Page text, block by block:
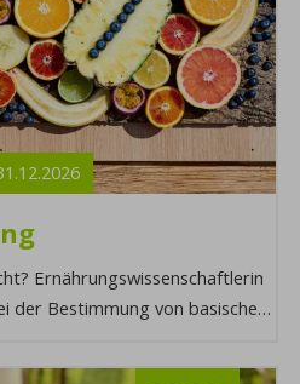
2026
Ernährungswissenschaftlerin
der Bestimmung von basischen